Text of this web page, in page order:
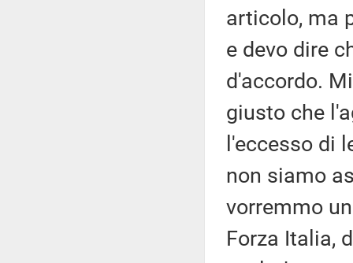
articolo, ma
e devo dire
d'accordo.
giusto che
l'eccesso di
non siamo
vorremmo
Forza Italia,